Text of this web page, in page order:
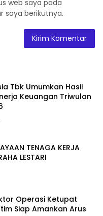
web saya pada
saya berikutnya.
Tbk Umumkan Hasil
Keuangan Triwulan
TENAGA KERJA
LESTARI
Operasi Ketupat
Siap Amankan Arus